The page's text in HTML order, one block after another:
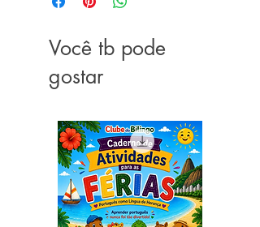
Idioma ‏ : ‎ Português
ISBN-10 ‏ : ‎ 6550470269
ISBN-13 ‏ : ‎ 978-6550470265
Dimensões ‏ : ‎ 15.24 x 1.93 x
22.86 cm
Você tb pode
gostar